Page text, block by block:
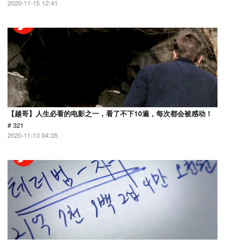
2020-11-15 12:41
【越哥】人生必看的电影之一，看了不下10遍，每次都会被感动！
# 321
2020-11-13 04:35